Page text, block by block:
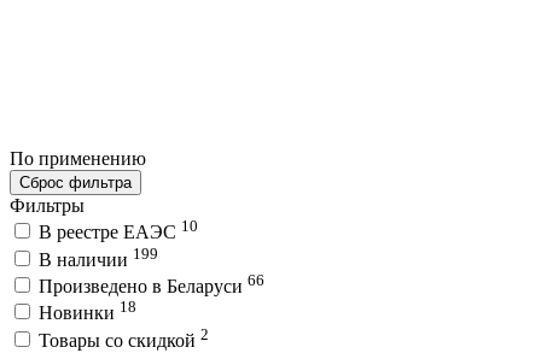
По применению
Сброс фильтра
Фильтры
В реестре ЕАЭС 10
В наличии 199
Произведено в Беларуси 66
Новинки 18
Товары со скидкой 2